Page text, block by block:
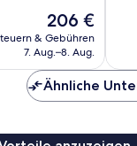
Der
Preis
beträgt
206 €
& Gebühren
7. Aug.–8. Aug.
Ähnliche